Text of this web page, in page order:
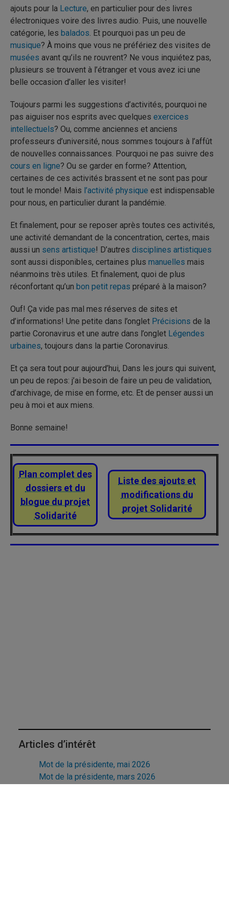
Articles d’intérêt
Mot de la présidente, mai 2026
Mot de la présidente, mars 2026
ajouts pour la Lecture, en particulier pour des livres
électroniques voire des livres audio. Puis, une nouvelle
catégorie, les balados. Et pourquoi pas un peu de
musique? À moins que vous ne préfériez des visites de
musées avant qu’ils ne rouvrent? Ne vous inquiétez pas,
plusieurs se trouvent à l’étranger et vous avez ici une
belle occasion d’aller les visiter!
Toujours parmi les suggestions d’activités, pourquoi ne
pas aiguiser nos esprits avec quelques exercices
intellectuels? Ou, comme anciennes et anciens
professeurs d’université, nous sommes toujours à l’affût
de nouvelles connaissances. Pourquoi ne pas suivre des
cours en ligne? Ou se garder en forme? Attention,
certaines de ces activités brassent et ne sont pas pour
tout le monde! Mais l’activité physique est indispensable
pour nous, en particulier durant la pandémie.
Et finalement, pour se reposer après toutes ces activités,
une activité demandant de la concentration, certes, mais
aussi un sens artistique! D’autres disciplines artistiques
sont aussi disponibles, certaines plus manuelles mais
néanmoins très utiles. Et finalement, quoi de plus
réconfortant qu’un bon petit repas préparé à la maison?
Ouf! Ça vide pas mal mes réserves de sites et
d’informations! Une petite dans l’onglet Précisions de la
partie Coronavirus et une autre dans l’onglet Légendes
urbaines, toujours dans la partie Coronavirus.
Et ça sera tout pour aujourd’hui, Dans les jours qui suivent,
un peu de repos: j’ai besoin de faire un peu de validation,
d’archivage, de mise en forme, etc. Et de penser aussi un
peu à moi et aux miens.
Bonne semaine!
Plan complet des
dossiers et du
blogue du projet
Solidarité
Liste des ajouts et
modifications du
projet Solidarité